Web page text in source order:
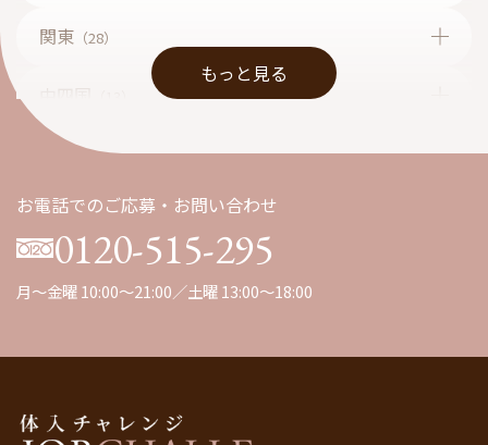
関東 （28）
（1）
もっと見る
お電話でのご応募・お問い合わせ
0120-515-295
月～金曜 10:00～21:00／土曜 13:00～18:00